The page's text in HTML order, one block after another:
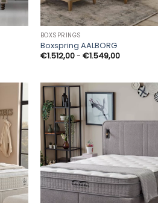
BOXSPRINGS
Boxspring AALBORG
€1.512,00- €1.549,00Prijsklasse:
€1.512,00